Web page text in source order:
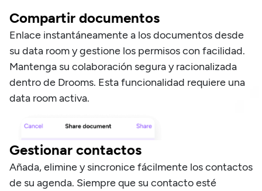
Compartir documentos
Enlace instantáneamente a los documentos desde
su data room y gestione los permisos con facilidad.
Mantenga su colaboración segura y racionalizada
dentro de Drooms. Esta funcionalidad requiere una
data room activa.
Gestionar contactos
Añada, elimine y sincronice fácilmente los contactos
de su agenda. Siempre que su contacto esté